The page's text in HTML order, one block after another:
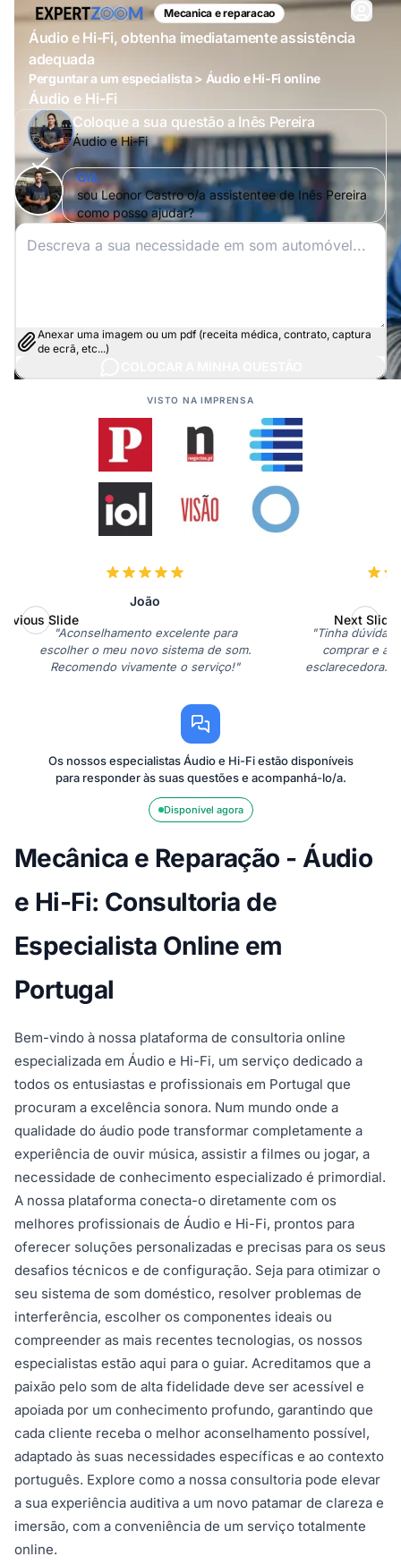
Mecanica e reparacao
Áudio e Hi-Fi, obtenha imediatamente assistência
adequada
Perguntar a um especialista > Áudio e Hi-Fi online
Áudio e Hi-Fi
Coloque a sua questão a Inês Pereira
Áudio e Hi-Fi
Olá,
sou Leonor Castro o/a assistentee de Inês Pereira
como posso ajudar?
Anexar uma imagem ou um pdf (receita médica, contrato, captura
de ecrã, etc...)
VISTO NA IMPRENSA
João
"Aconselhamento excelente para
escolher o meu novo sistema de som.
Recomendo vivamente o serviço!"
"Tinha dúvidas
comprar e a
esclarecedora.
Slide Next Slide
Os nossos especialistas Áudio e Hi-Fi estão disponíveis
para responder às suas questões e acompanhá-lo/a.
Disponível agora
Mecânica e Reparação - Áudio
e Hi-Fi: Consultoria de
Especialista Online em
Portugal
Bem-vindo à nossa plataforma de consultoria online
especializada em Áudio e Hi-Fi, um serviço dedicado a
todos os entusiastas e profissionais em Portugal que
procuram a excelência sonora. Num mundo onde a
qualidade do áudio pode transformar completamente a
experiência de ouvir música, assistir a filmes ou jogar, a
necessidade de conhecimento especializado é primordial.
A nossa plataforma conecta-o diretamente com os
melhores profissionais de Áudio e Hi-Fi, prontos para
oferecer soluções personalizadas e precisas para os seus
desafios técnicos e de configuração. Seja para otimizar o
seu sistema de som doméstico, resolver problemas de
interferência, escolher os componentes ideais ou
compreender as mais recentes tecnologias, os nossos
especialistas estão aqui para o guiar. Acreditamos que a
paixão pelo som de alta fidelidade deve ser acessível e
apoiada por um conhecimento profundo, garantindo que
cada cliente receba o melhor aconselhamento possível,
adaptado às suas necessidades específicas e ao contexto
português. Explore como a nossa consultoria pode elevar
a sua experiência auditiva a um novo patamar de clareza e
imersão, com a conveniência de um serviço totalmente
online.